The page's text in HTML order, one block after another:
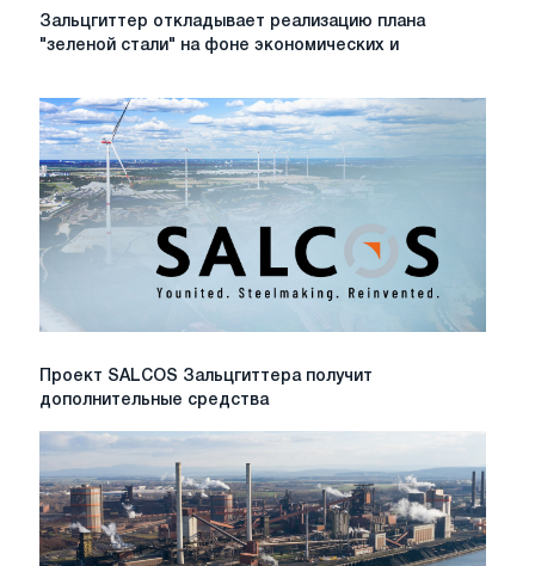
Зальцгиттер
откладывает
"зеленой
стали"
на
фоне
экономических
нормативных
Зальцгиттер откладывает реализацию плана
"зеленой стали" на фоне экономических и
Проект
получит
дополнительные
средства
Проект SALCOS Зальцгиттера получит
дополнительные средства